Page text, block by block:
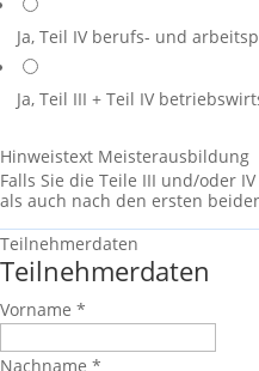
Ja, Teil IV berufs- und
Ja, Teil III + Teil IV
Hinweistext Meisterausbildung
Falls Sie die Teile III und/oder
als auch nach den ersten
Teilnehmerdaten
Teilnehmerdaten
Vorname *
Nachname *